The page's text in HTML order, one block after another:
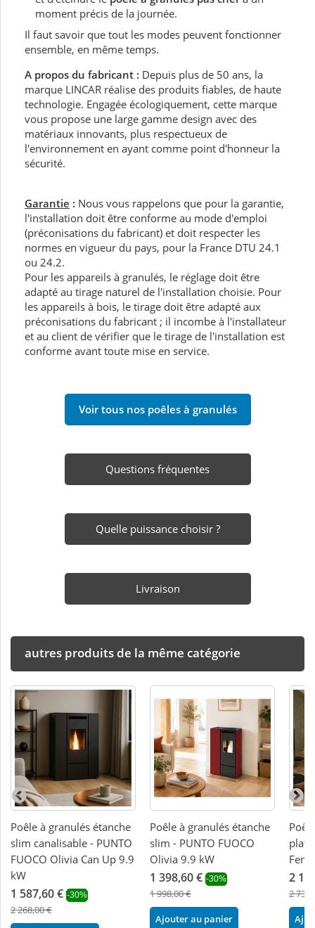
moment précis de la journée.
Il faut savoir que tout les modes peuvent fonctionner
ensemble, en même temps.
A propos du fabricant : Depuis plus de 50 ans, la
marque LINCAR réalise des produits fiables, de haute
technologie. Engagée écologiquement, cette marque
vous propose une large gamme design avec des
matériaux innovants, plus respectueux de
l'environnement en ayant comme point d'honneur la
sécurité.
Garantie : Nous vous rappelons que pour la garantie,
l'installation doit être conforme au mode d'emploi
(préconisations du fabricant) et doit respecter les
normes en vigueur du pays, pour la France DTU 24.1
ou 24.2.
Pour les appareils à granulés, le réglage doit être
adapté au tirage naturel de l'installation choisie. Pour
les appareils à bois, le tirage doit être adapté aux
préconisations du fabricant ; il incombe à l'installateur
et au client de vérifier que le tirage de l'installation est
conforme avant toute mise en service.
Voir tous nos poêles à granulés
Questions fréquentes
Quelle puissance choisir ?
Livraison
autres produits de la même catégorie
Poêle à granulés étanche
slim canalisable - PUNTO
FUOCO Olivia Can Up 9.9
kW
1 587,60 € -30%
2 268,00 €
Poêle à granulés étanche
slim - PUNTO FUOCO
Olivia 9.9 kW
1 398,60 € -30%
1 998,00 €
Ajouter au panier
plat -
2
2